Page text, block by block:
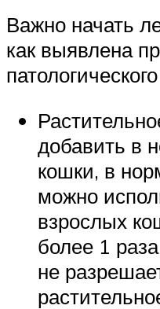
Важно начать
как выявлена
добавить в
кошки, в
можно
взрослых
более 1
не